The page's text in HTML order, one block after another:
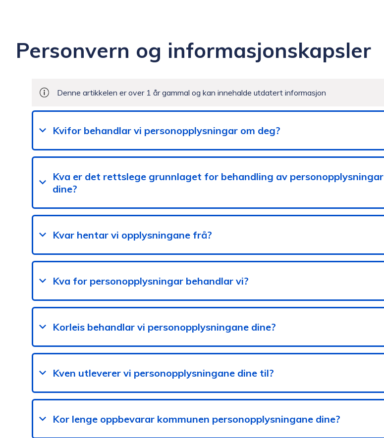
k
m
m
u
n
Personvern og informasjonskapsler
Denne artikkelen er over 1 år gammal og kan innehalde utdatert informasjon
Kvifor behandlar vi personopplysningar om deg?
Kva er det rettslege grunnlaget for behandling av personopplysningar
dine?
Kvar hentar vi opplysningane frå?
Kva for personopplysningar behandlar vi?
Korleis behandlar vi personopplysningane dine?
Kven utleverer vi personopplysningane dine til?
Kor lenge oppbevarar kommunen personopplysningane dine?